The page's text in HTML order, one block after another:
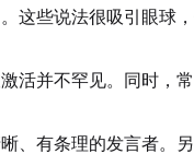
这些说法很吸引眼球
活并不罕见。同时，
、有条理的发言者。